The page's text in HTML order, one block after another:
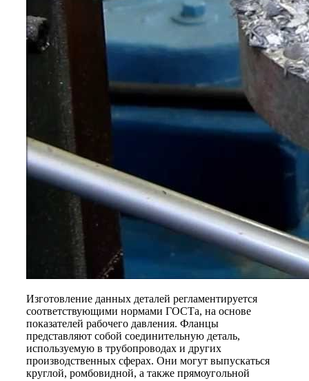
Изготовление данных деталей регламентируется
соответствующими нормами ГОСТа, на основе
показателей рабочего давления. Фланцы
представляют собой соединительную деталь,
используемую в трубопроводах и других
производственных сферах. Они могут выпускаться
круглой, ромбовидной, а также прямоугольной